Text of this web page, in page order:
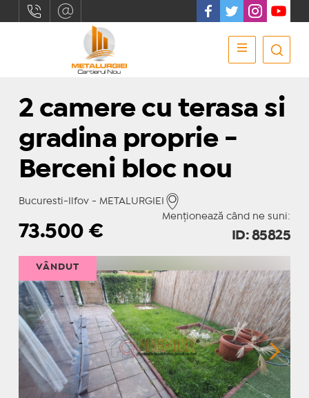
2 camere cu terasa si
gradina proprie -
Berceni bloc nou
Bucuresti-Ilfov - METALURGIEI
Menționează când ne suni:
73.500€ ID: 85825
VÂNDUT